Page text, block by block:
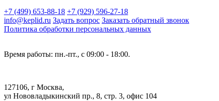
+7 (499) 653-88-18 +7 (929) 596-27-18
info@keplid.ru Задать вопрос Заказать обратный звонок
Политика обработки персональных данных
Время работы: пн.-пт., с 09:00 - 18:00.
127106, г Москва,
ул Нововладыкинский пр., 8, стр. 3, офис 104